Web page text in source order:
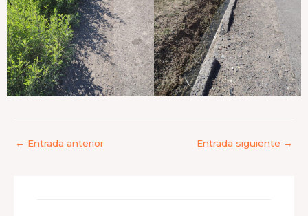
← Entrada anterior Entrada siguiente →